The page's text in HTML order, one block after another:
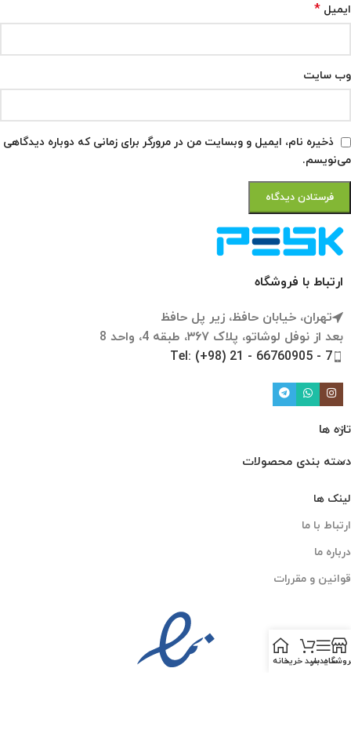
ایمیل *
وب‌ سایت
ذخیره نام، ایمیل و وبسایت من در مرورگر برای زمانی که دوباره دیدگاهی
می‌نویسم.
ارتباط با فروشگاه
تهران، خیابان حافظ، زیر پل حافظ
بعد از نوفل لوشاتو، پلاک ۳۶۷، طبقه 4، واحد 8
Tel: (+98) 21 - 66760905 - 7
تازه ها
دسته بندی محصولات
لینک ها
ارتباط با ما
درباره ما
قوانین و مقررات
سایدبارسبد خریدخانه